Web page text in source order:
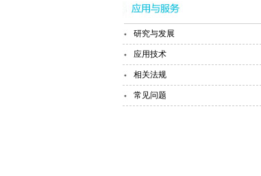
研究与发展
应用技术
相关法规
常见问题